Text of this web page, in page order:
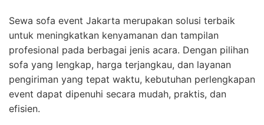
Sewa sofa event Jakarta merupakan solusi terbaik
untuk meningkatkan kenyamanan dan tampilan
profesional pada berbagai jenis acara. Dengan pilihan
sofa yang lengkap, harga terjangkau, dan layanan
pengiriman yang tepat waktu, kebutuhan perlengkapan
event dapat dipenuhi secara mudah, praktis, dan
efisien.